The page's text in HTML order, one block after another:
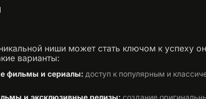
ниши может стать ключом к успеху
варианты:
фильмы и сериалы: доступ к популярным и